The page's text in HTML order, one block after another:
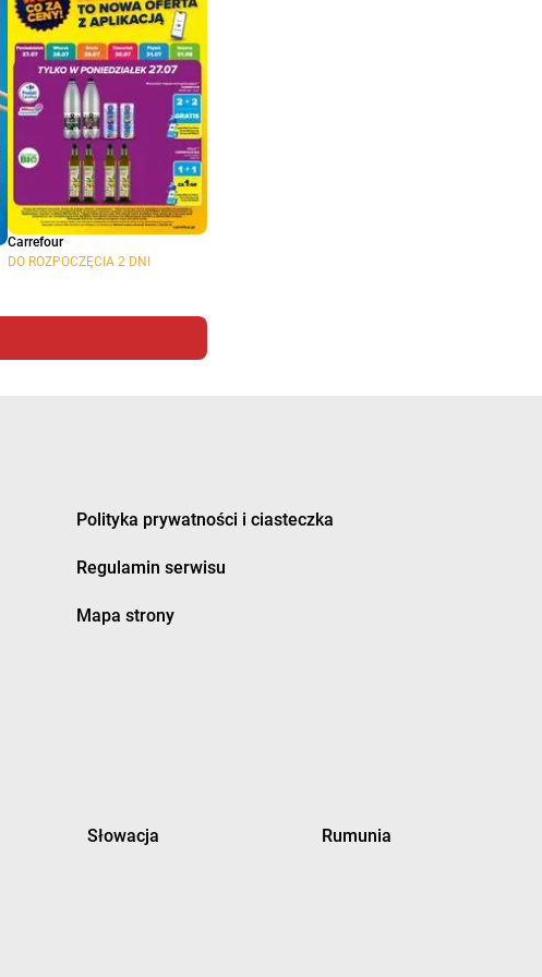
Carrefour
DO ROZPOCZĘCIA 2 DNI
Polityka prywatności i ciasteczka
Regulamin serwisu
Mapa strony
Słowacja Rumunia